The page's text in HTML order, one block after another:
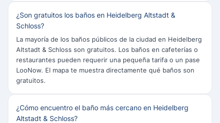
¿Son gratuitos los baños en Heidelberg Altstadt &
Schloss?
La mayoría de los baños públicos de la ciudad en Heidelberg
Altstadt & Schloss son gratuitos. Los baños en cafeterías o
restaurantes pueden requerir una pequeña tarifa o un pase
LooNow. El mapa te muestra directamente qué baños son
gratuitos.
¿Cómo encuentro el baño más cercano en Heidelberg
Altstadt & Schloss?